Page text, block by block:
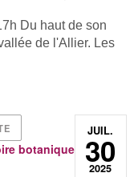
Du haut de son
de l'Allier. Les
botanique
JUIL.
30
2025